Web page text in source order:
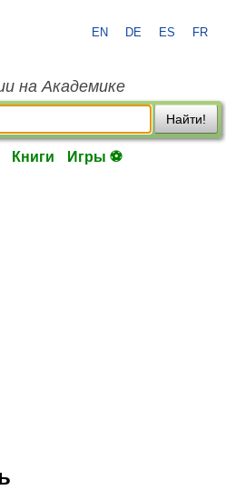
EN DE ES FR
на Академике
Найти!
Книги Игры ⚽